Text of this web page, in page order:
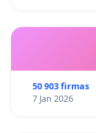
50 903 firmas
7 Jan 2026